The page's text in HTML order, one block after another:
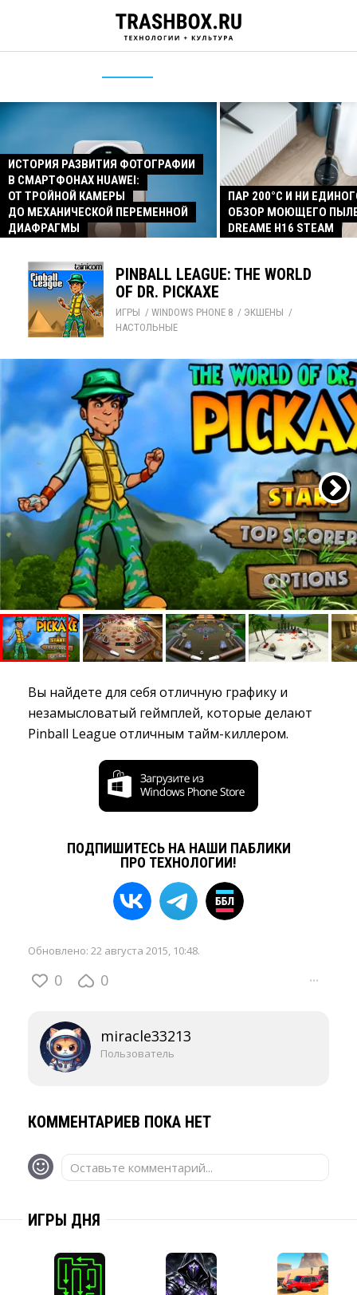
ИСТОРИЯ РАЗВИТИЯ ФОТОГРАФИИ
В СМАРТФОНАХ HUAWEI:
ОТ ТРОЙНОЙ КАМЕРЫ
ДО МЕХАНИЧЕСКОЙ ПЕРЕМЕННОЙ
ДИАФРАГМЫ
ПАР 200°C И НИ
ОБЗОР МОЮЩЕГО
DREAME H16 STEAM
PINBALL LEAGUE: THE WORLD
OF DR. PICKAXE
ИГРЫ / WINDOWS PHONE 8 / ЭКШЕНЫ /
НАСТОЛЬНЫЕ
Вы найдете для себя отличную графику и
незамысловатый геймплей, которые делают
Pinball League отличным тайм-киллером.
ПОДПИШИТЕСЬ НА НАШИ ПАБЛИКИ
ПРО ТЕХНОЛОГИИ!
Обновлено: 22 августа 2015, 10:48.
0 0 ···
miracle33213
Пользователь
КОММЕНТАРИЕВ ПОКА НЕТ
Оставьте комментарий...
ИГРЫ ДНЯ